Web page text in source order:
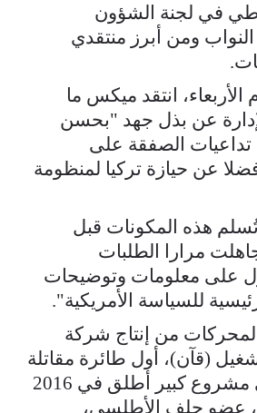
في لجنة الشؤون
ومن أبرز منتقدي
انتقد ميكس ما
عن بذل ‌جهد "بحسن
تداعيات الصفقة على
فضلا عن حيازة تركيا لمنظومة
هذه المكونات قبل
مرارا الطلبات
على معلومات وتوضيحات
للسياسة الأمريكية".
من إنتاج شركة
(قآن)، أول طائرة مقاتلة
تركية الصنع، وهي مشروع كبير ​أطلق في 2016
عضو حلف ⁠الأطلسي،